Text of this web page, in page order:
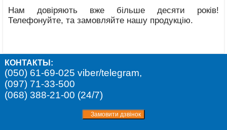
Нам довіряють вже більше десяти років!
Телефонуйте, та замовляйте нашу продукцію.
КОНТАКТЫ:
(050) 61-69-025 viber/telegram,
(097) 71-33-500
(068) 388-21-00 (24/7)